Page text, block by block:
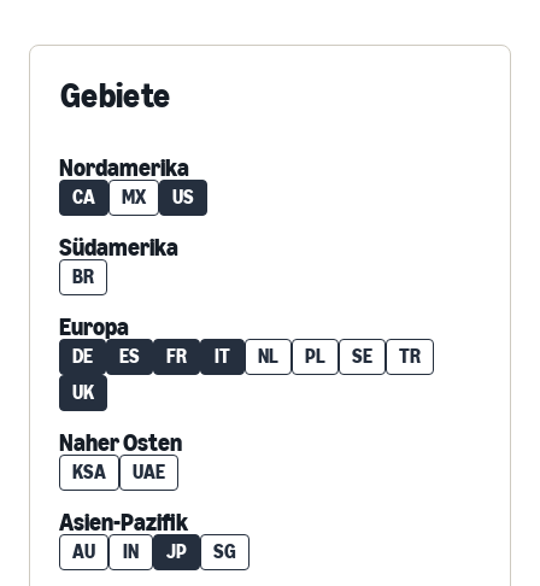
Gebiete
Nordamerika
CA MX US
Südamerika
BR
Europa
DE ES FR IT NL PL SE
TR
UK
Naher Osten
KSA UAE
Asien-Pazifik
AU IN JP SG